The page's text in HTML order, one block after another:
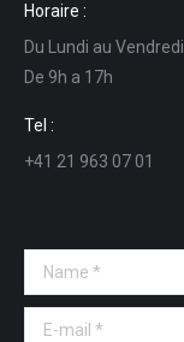
opens
in
new
window
opens
in
new
in
in
Horaire :
Du Lundi au Vendredi
De 9h a 17h
Tel :
+41 21 963 07 01
Name *
E-mail *